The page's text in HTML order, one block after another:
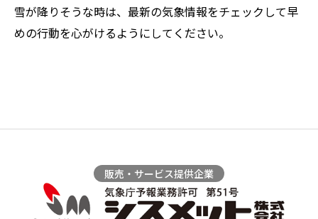
雪が降りそうな時は、最新の気象情報をチェックして早
めの行動を心がけるようにしてください。
販売・サービス提供企業